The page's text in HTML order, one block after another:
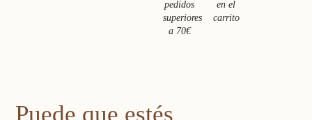
pedidos
superiores
a 70€
en el
carrito
Puede que estés